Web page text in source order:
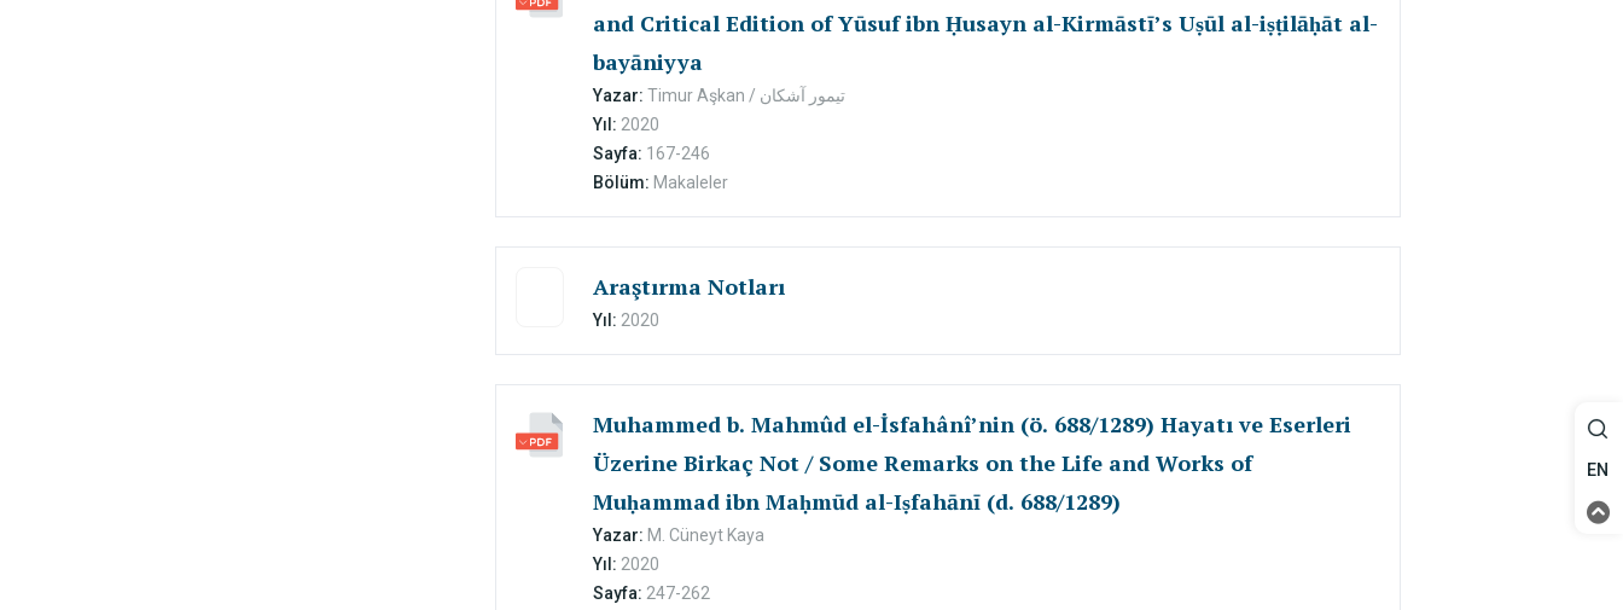
and Critical Edition of Yūsuf ibn Ḥusayn al-Kirmāstī’s Uṣūl al-iṣṭilāḥāt al-
bayāniyya
Yazar:
Timur Aşkan / تيمور آشكان
Yıl: 2020
Sayfa: 167-246
Bölüm: Makaleler
Araştırma Notları
Yıl: 2020
Muhammed b. Mahmûd el-İsfahânî’nin (ö. 688/1289) Hayatı ve Eserleri
Üzerine Birkaç Not / Some Remarks on the Life and Works of
Muḥammad ibn Maḥmūd al-Iṣfahānī (d. 688/1289)
Yazar: M. Cüneyt Kaya
Yıl: 2020
Sayfa: 247-262
EN